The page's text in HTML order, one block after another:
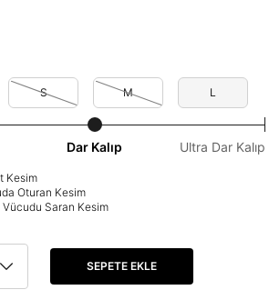
S M L
Dar Kalıp Ultra Dar Kalıp
Kesim
Oturan Kesim
Vücudu Saran Kesim
SEPETE EKLE